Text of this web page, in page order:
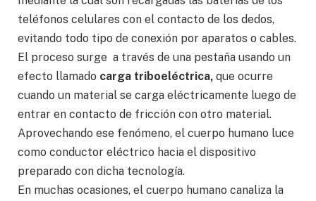
teléfonos celulares con el contacto de los dedos,
evitando todo tipo de conexión por aparatos o cables.
El proceso surge a través de una pestaña usando un
efecto llamado carga triboeléctrica, que ocurre
cuando un material se carga eléctricamente luego de
entrar en contacto de fricción con otro material.
Aprovechando ese fenómeno, el cuerpo humano luce
como conductor eléctrico hacia el dispositivo
preparado con dicha tecnología.
En muchas ocasiones, el cuerpo humano canaliza la